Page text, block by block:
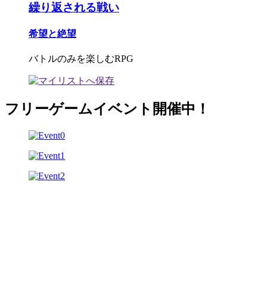
繰り返される戦い
希望と絶望
バトルのみを楽しむRPG
フリーゲームイベント開催中！